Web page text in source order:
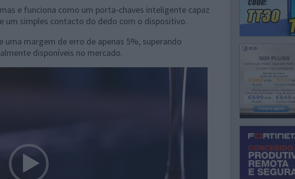
e funciona como um porta-chaves inteligente capaz
um simples contacto do dedo com o dispositivo.
uma margem de erro de apenas 5%, superando
disponíveis no mercado.